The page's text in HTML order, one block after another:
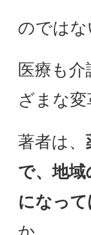
のではな
医療も
ざまな
著者は、
で、地
になっ